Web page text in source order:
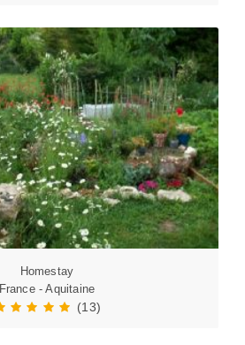
Homestay
France - Aquitaine
(13)